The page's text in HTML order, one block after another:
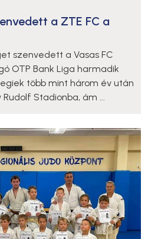
a ZTE FC a
szenvedett a Vasas FC
OTP Bank Liga harmadik
több mint három év után
Stadionba, ám ...